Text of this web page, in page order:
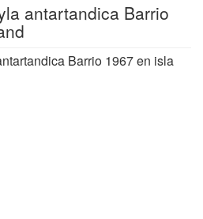
antartandica Barrio
Barrio 1967 en isla